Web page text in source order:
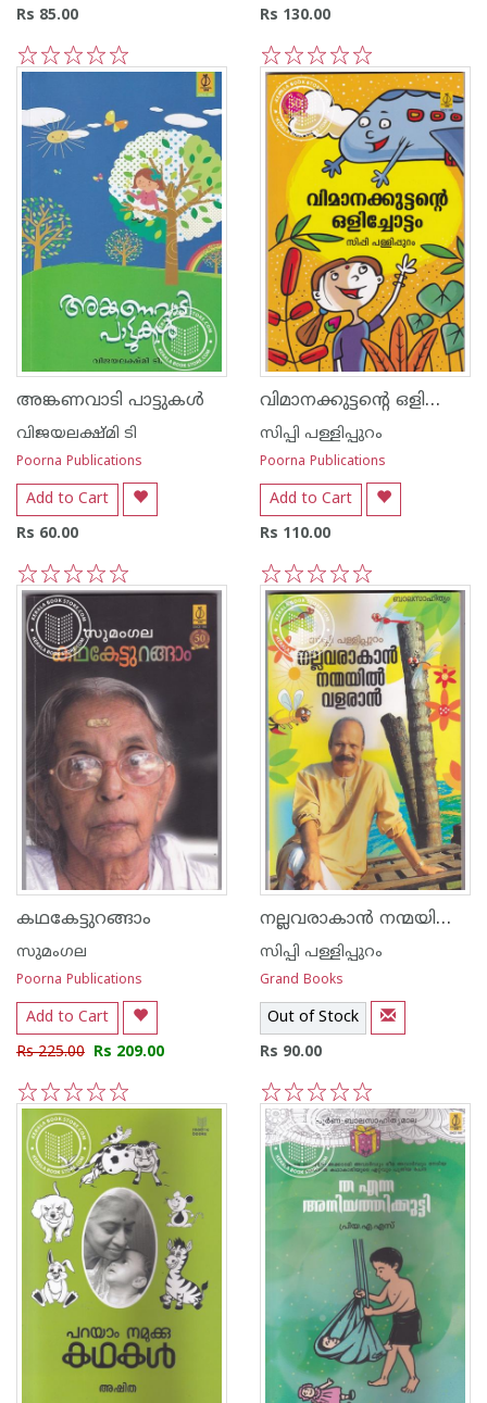
Rs 85.00
5
4
3
2
1
Rs 130.00
5
4
3
2
1
അങ്കണവാടി പാട്ടുകള്‍
വിജയലക്ഷ്മി ടി
Poorna Publications
Add to Cart
Rs 60.00
5
4
3
2
1
വിമാനക്കുട്ടന്റെ ഒളിച്ചോട്ടം
സിപ്പി പള്ളിപ്പുറം
Poorna Publications
Add to Cart
Rs 110.00
5
4
3
2
1
കഥകേട്ടുറങ്ങാം
സുമംഗല
Poorna Publications
Add to Cart
Rs 225.00 Rs 209.00
5
4
3
2
1
നല്ലവരാകാന്‍ നന്മയില്‍ വളരാന്‍
സിപ്പി പള്ളിപ്പുറം
Grand Books
Out of Stock
Rs 90.00
5
4
3
2
1